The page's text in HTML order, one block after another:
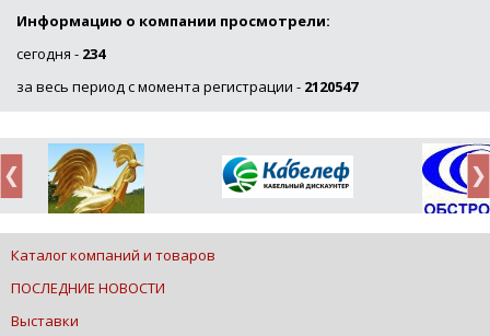
Информацию о компании просмотрели:
сегодня - 234
за весь период с момента регистрации - 2120547
Каталог компаний и товаров
ПОСЛЕДНИЕ НОВОСТИ
Выставки